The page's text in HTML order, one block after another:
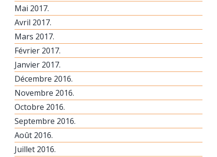
Mai 2017.
Avril 2017.
Mars 2017.
Février 2017.
Janvier 2017.
Décembre 2016.
Novembre 2016.
Octobre 2016.
Septembre 2016.
Août 2016.
Juillet 2016.